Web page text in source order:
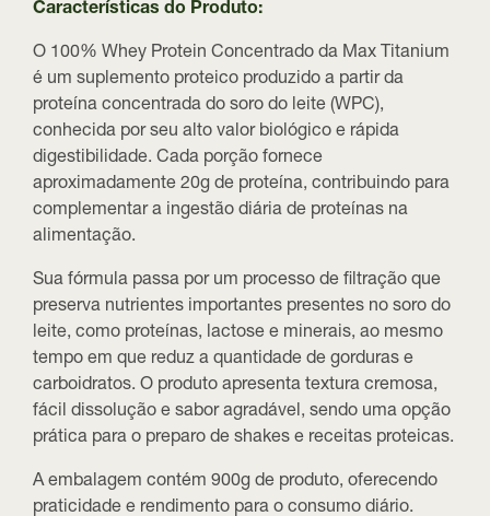
Características do Produto:
O 100% Whey Protein Concentrado da Max Titanium
é um suplemento proteico produzido a partir da
proteína concentrada do soro do leite (WPC),
conhecida por seu alto valor biológico e rápida
digestibilidade. Cada porção fornece
aproximadamente 20g de proteína, contribuindo para
complementar a ingestão diária de proteínas na
alimentação.
Sua fórmula passa por um processo de filtração que
preserva nutrientes importantes presentes no soro do
leite, como proteínas, lactose e minerais, ao mesmo
tempo em que reduz a quantidade de gorduras e
carboidratos. O produto apresenta textura cremosa,
fácil dissolução e sabor agradável, sendo uma opção
prática para o preparo de shakes e receitas proteicas.
A embalagem contém 900g de produto, oferecendo
praticidade e rendimento para o consumo diário.